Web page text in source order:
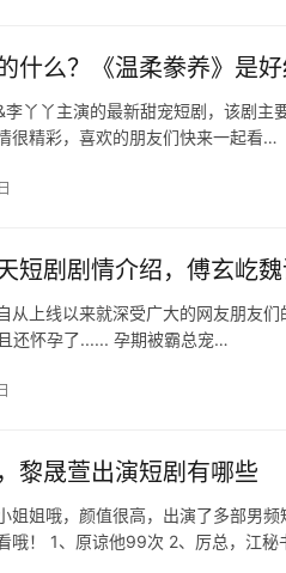
什么？《温柔豢养》是
李丫丫主演的最新甜宠短剧，该剧
很精彩，喜欢的朋友们快来一起看…
短剧剧情介绍，傅玄屹
从上线以来就深受广大的网友朋友
还怀孕了...... 孕期被霸总宠…
黎晟萱出演短剧有哪些
姐姐哦，颜值很高，出演了多部男
哦！ 1、原谅他99次 2、厉总，江秘